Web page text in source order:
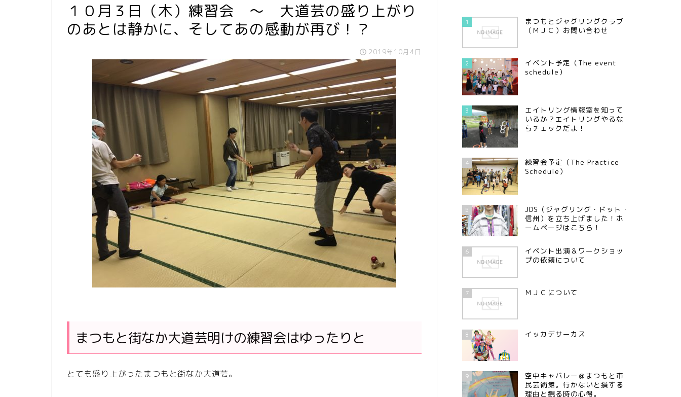
１０月３日（木）練習会 ～ 大道芸の盛り上がり
のあとは静かに、そしてあの感動が再び！？
2019年10月4日
まつもと街なか大道芸明けの練習会はゆったりと
とても盛り上がったまつもと街なか大道芸。
1
まつもとジャグリングクラブ
（ＭＪＣ）お問い合わせ
2
イベント予定（The event
schedule）
3
エイトリング情報室を知って
いるか？エイトリングやるな
らチェックだよ！
4
練習会予定（The Practice
Schedule）
5
JDS（ジャグリング・ドット・
信州）を立ち上げました！ホ
ームページはこちら！
6
イベント出演＆ワークショッ
プの依頼について
7 ＭＪＣについて
8 イッカデサーカス
9
空中キャバレー＠まつもと市
民芸術館。行かないと損する
理由と観る時の心得。